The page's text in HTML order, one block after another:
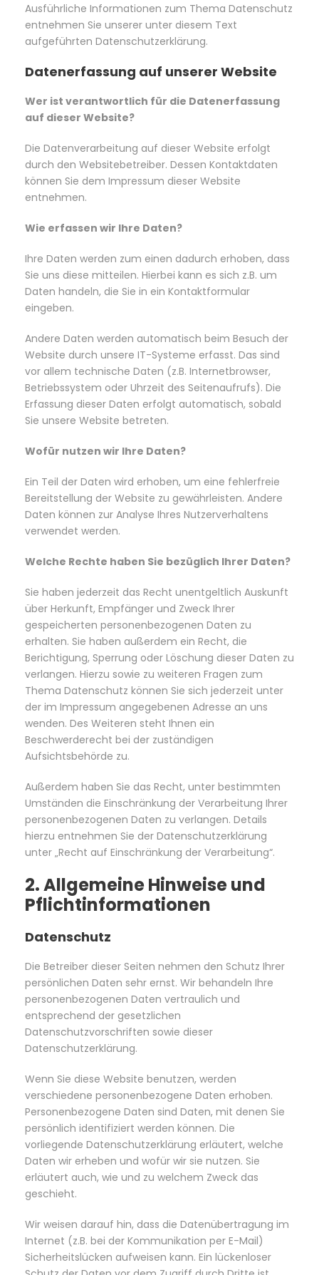
Ausführliche Informationen zum Thema Datenschutz
entnehmen Sie unserer unter diesem Text
aufgeführten Datenschutzerklärung.
Datenerfassung auf unserer Website
Wer ist verantwortlich für die Datenerfassung
auf dieser Website?
Die Datenverarbeitung auf dieser Website erfolgt
durch den Websitebetreiber. Dessen Kontaktdaten
können Sie dem Impressum dieser Website
entnehmen.
Wie erfassen wir Ihre Daten?
Ihre Daten werden zum einen dadurch erhoben, dass
Sie uns diese mitteilen. Hierbei kann es sich z.B. um
Daten handeln, die Sie in ein Kontaktformular
eingeben.
Andere Daten werden automatisch beim Besuch der
Website durch unsere IT-Systeme erfasst. Das sind
vor allem technische Daten (z.B. Internetbrowser,
Betriebssystem oder Uhrzeit des Seitenaufrufs). Die
Erfassung dieser Daten erfolgt automatisch, sobald
Sie unsere Website betreten.
Wofür nutzen wir Ihre Daten?
Ein Teil der Daten wird erhoben, um eine fehlerfreie
Bereitstellung der Website zu gewährleisten. Andere
Daten können zur Analyse Ihres Nutzerverhaltens
verwendet werden.
Welche Rechte haben Sie bezüglich Ihrer Daten?
Sie haben jederzeit das Recht unentgeltlich Auskunft
über Herkunft, Empfänger und Zweck Ihrer
gespeicherten personenbezogenen Daten zu
erhalten. Sie haben außerdem ein Recht, die
Berichtigung, Sperrung oder Löschung dieser Daten zu
verlangen. Hierzu sowie zu weiteren Fragen zum
Thema Datenschutz können Sie sich jederzeit unter
der im Impressum angegebenen Adresse an uns
wenden. Des Weiteren steht Ihnen ein
Beschwerderecht bei der zuständigen
Aufsichtsbehörde zu.
Außerdem haben Sie das Recht, unter bestimmten
Umständen die Einschränkung der Verarbeitung Ihrer
personenbezogenen Daten zu verlangen. Details
hierzu entnehmen Sie der Datenschutzerklärung
unter „Recht auf Einschränkung der Verarbeitung“.
2. Allgemeine Hinweise und
Pflichtinformationen
Datenschutz
Die Betreiber dieser Seiten nehmen den Schutz Ihrer
persönlichen Daten sehr ernst. Wir behandeln Ihre
personenbezogenen Daten vertraulich und
entsprechend der gesetzlichen
Datenschutzvorschriften sowie dieser
Datenschutzerklärung.
Wenn Sie diese Website benutzen, werden
verschiedene personenbezogene Daten erhoben.
Personenbezogene Daten sind Daten, mit denen Sie
persönlich identifiziert werden können. Die
vorliegende Datenschutzerklärung erläutert, welche
Daten wir erheben und wofür wir sie nutzen. Sie
erläutert auch, wie und zu welchem Zweck das
geschieht.
Wir weisen darauf hin, dass die Datenübertragung im
Internet (z.B. bei der Kommunikation per E-Mail)
Sicherheitslücken aufweisen kann. Ein lückenloser